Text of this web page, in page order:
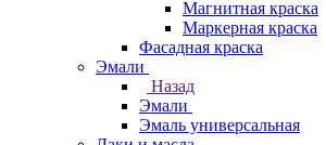
Магнитная краска
Маркерная краска
Фасадная краска
Эмали
Назад
Эмали
Эмаль универсальная